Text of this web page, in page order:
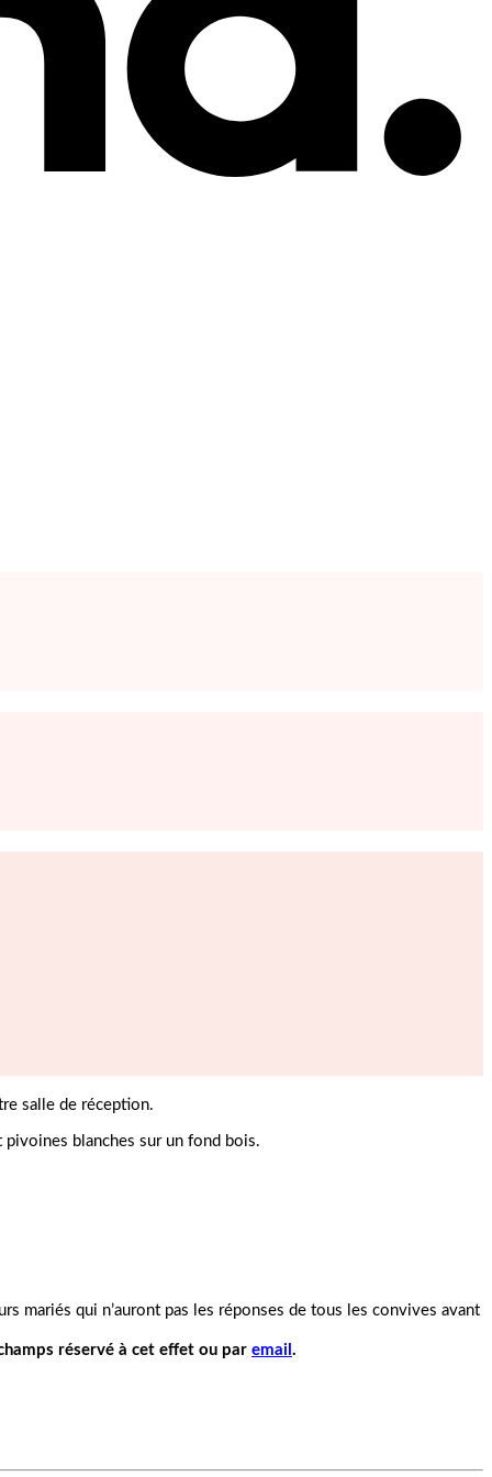
salle de réception.
blanches sur un fond bois.
mariés qui n’auront pas les réponses de tous les convives avant
réservé à cet effet ou par email .